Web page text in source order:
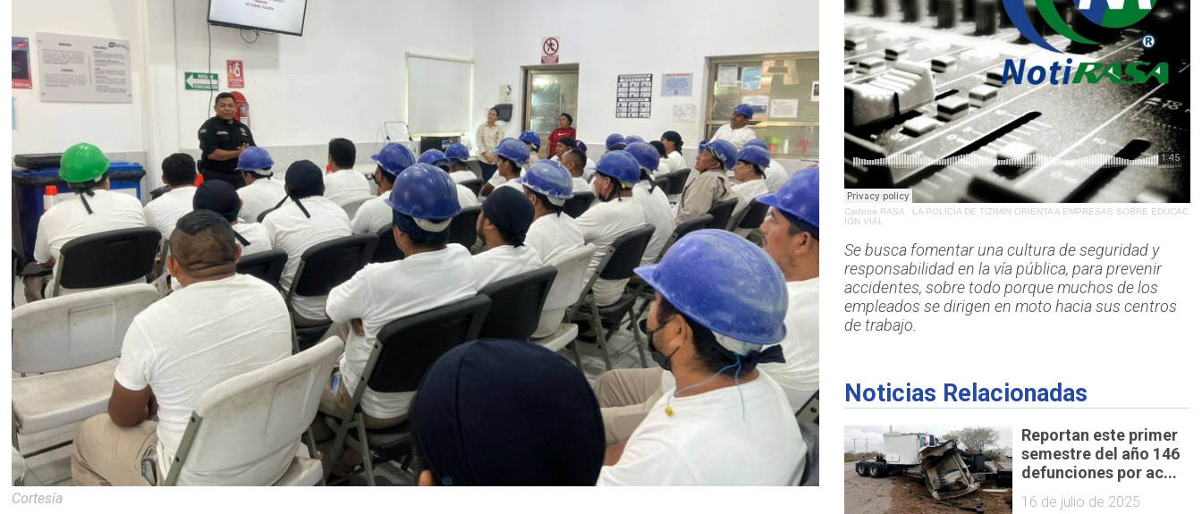
Cortesía
Cadena RASA· LA POLICÍA DE TIZIMÍN ORIENTA A EMPRESAS SOBRE EDUCAC
IÓN VIAL
Se busca fomentar una cultura de seguridad y
responsabilidad en la vía pública, para prevenir
accidentes, sobre todo porque muchos de los
empleados se dirigen en moto hacia sus centros
de trabajo.
Noticias Relacionadas
Reportan este primer
semestre del año 146
defunciones por ac...
16 de julio de 2025